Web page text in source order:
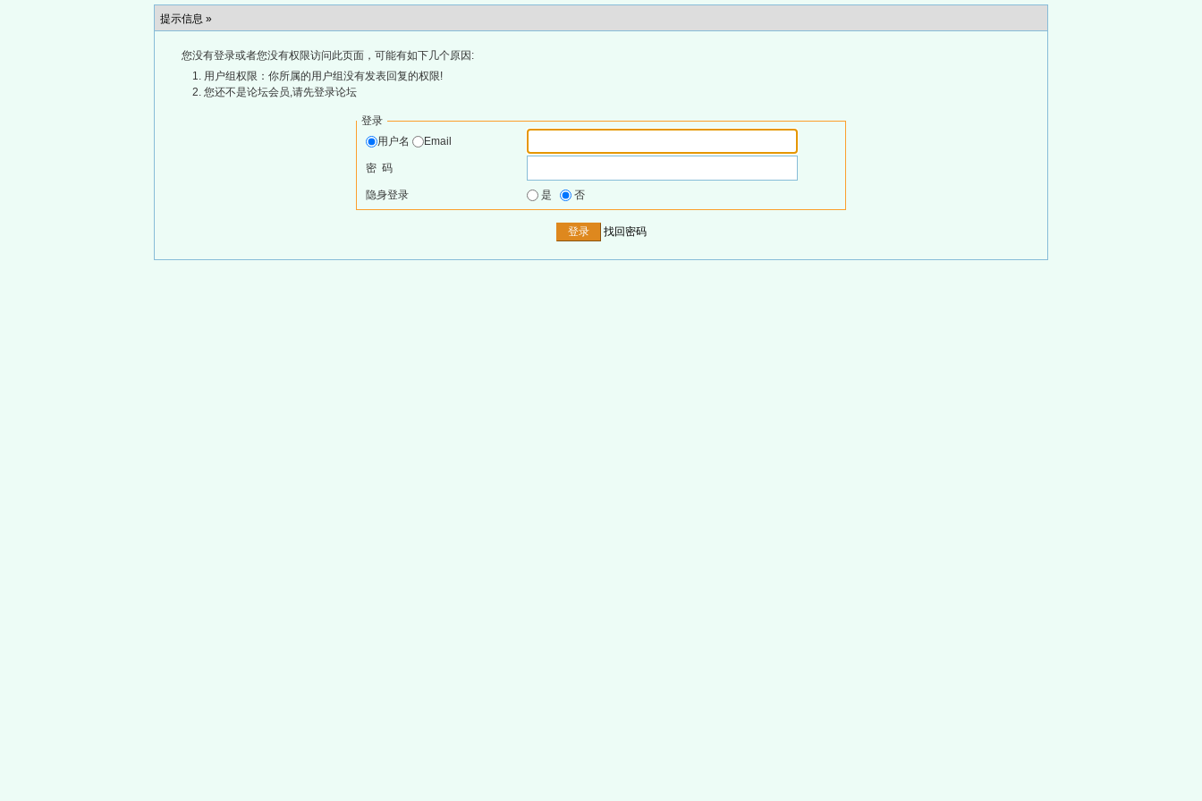
提示信息 »
您没有登录或者您没有权限访问此页面，可能有如下几个原因:
用户组权限：你所属的用户组没有发表回复的权限!
您还不是论坛会员,请先登录论坛
登录
用户名
Email
密 码
隐身登录 是 否
找回密码